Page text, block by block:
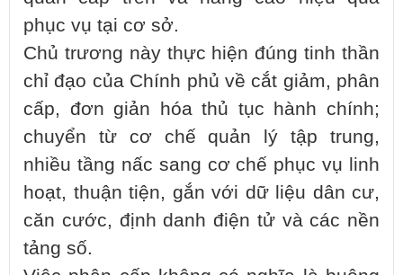
phục vụ tại cơ sở.
Chủ trương này thực hiện đúng tinh thần
chỉ đạo của Chính phủ về cắt giảm, phân
cấp, đơn giản hóa thủ tục hành chính;
chuyển từ cơ chế quản lý tập trung,
nhiều tầng nấc sang cơ chế phục vụ linh
hoạt, thuận tiện, gắn với dữ liệu dân cư,
căn cước, định danh điện tử và các nền
tảng số.